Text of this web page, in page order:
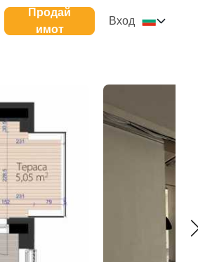
Продай
имот
Вход